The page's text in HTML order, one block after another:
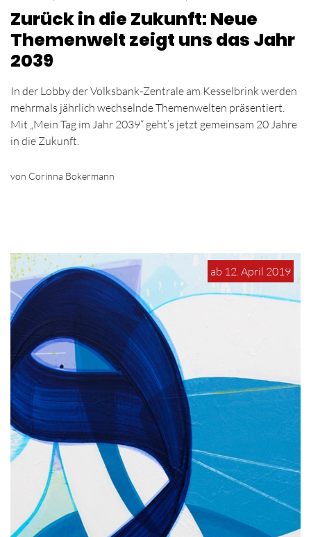
Zurück in die Zukunft: Neue
Themenwelt zeigt uns das Jahr
2039
In der Lobby der Volksbank-Zentrale am Kesselbrink werden
mehrmals jährlich wechselnde Themenwelten präsentiert.
Mit „Mein Tag im Jahr 2039“ geht’s jetzt gemeinsam 20 Jahre
in die Zukunft.
von Corinna Bokermann
ab 12. April 2019